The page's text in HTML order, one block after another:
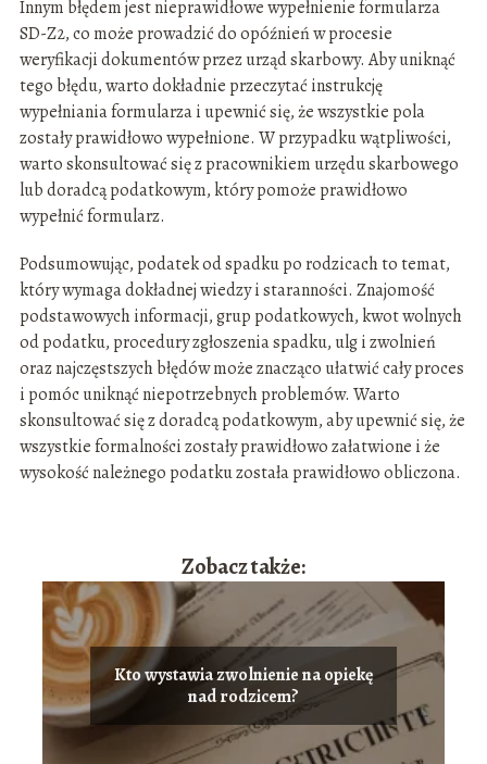
Innym błędem jest nieprawidłowe wypełnienie formularza
SD-Z2, co może prowadzić do opóźnień w procesie
weryfikacji dokumentów przez urząd skarbowy. Aby uniknąć
tego błędu, warto dokładnie przeczytać instrukcję
wypełniania formularza i upewnić się, że wszystkie pola
zostały prawidłowo wypełnione. W przypadku wątpliwości,
warto skonsultować się z pracownikiem urzędu skarbowego
lub doradcą podatkowym, który pomoże prawidłowo
wypełnić formularz.
Podsumowując, podatek od spadku po rodzicach to temat,
który wymaga dokładnej wiedzy i staranności. Znajomość
podstawowych informacji, grup podatkowych, kwot wolnych
od podatku, procedury zgłoszenia spadku, ulg i zwolnień
oraz najczęstszych błędów może znacząco ułatwić cały proces
i pomóc uniknąć niepotrzebnych problemów. Warto
skonsultować się z doradcą podatkowym, aby upewnić się, że
wszystkie formalności zostały prawidłowo załatwione i że
wysokość należnego podatku została prawidłowo obliczona.
Zobacz także:
Kto wystawia zwolnienie na opiekę
nad rodzicem?